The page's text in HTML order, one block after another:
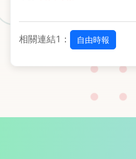
相關連結1： 自由時報